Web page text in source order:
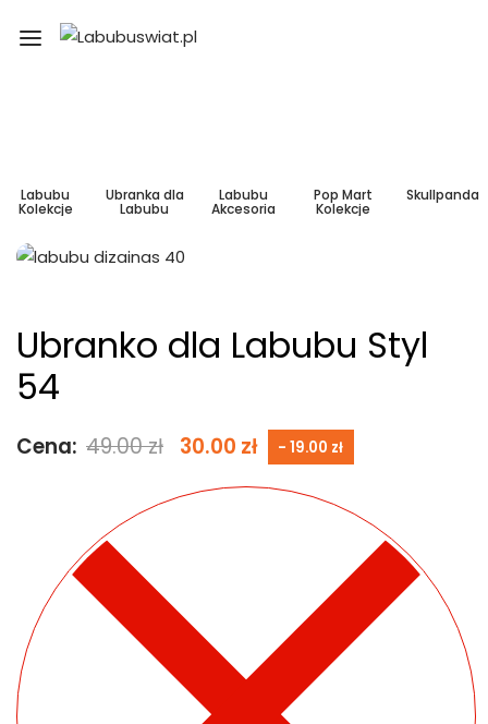
Labubu
Kolekcje
Ubranka dla
Labubu
Labubu
Akcesoria
Pop Mart
Kolekcje
Skullpanda
Ubranko dla Labubu Styl
54
Cena: 49.00zł 30.00 zł - 19.00 zł